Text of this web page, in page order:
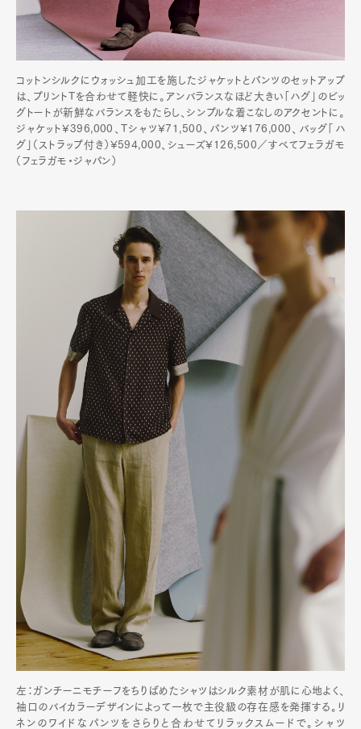
Pen Membership
Magazine
Official Columnist
About
Contact
コットンシルクにウォッシュ加工を施したジャケットとパンツのセットアップ
は、プリントTを合わせて軽快に。アンバランスなほど大きい「ハグ」のビッ
グトートが新鮮なバランスをもたらし、シンプルな着こなしのアクセントに。
ジャケット¥396,000、Tシャツ¥71,500、パンツ¥176,000、バッグ「ハ
グ」（ストラップ付き）¥594,000、シューズ¥126,500／すべてフェラガモ
（フェラガモ・ジャパン）
左：ガンチーニモチーフをちりばめたシャツはシルク素材が肌に心地よく、
袖口のバイカラーデザインによって一枚で主役級の存在感を発揮する。リ
ネンのワイドなパンツをさらりと合わせてリラックスムードで。シャツ